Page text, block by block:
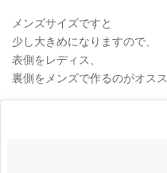
メンズサイズですと
少し大きめになりますので、
表側をレディス、
裏側をメンズで作るのがオス